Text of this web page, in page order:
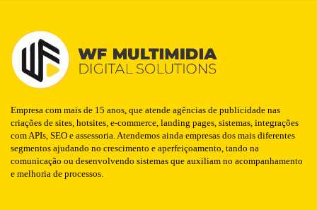
Empresa com mais de 15 anos, que atende agências de publicidade nas
criações de sites, hotsites, e-commerce, landing pages, sistemas, integrações
com APIs, SEO e assessoria. Atendemos ainda empresas dos mais diferentes
segmentos ajudando no crescimento e aperfeiçoamento, tando na
comunicação ou desenvolvendo sistemas que auxiliam no acompanhamento
e melhoria de processos.